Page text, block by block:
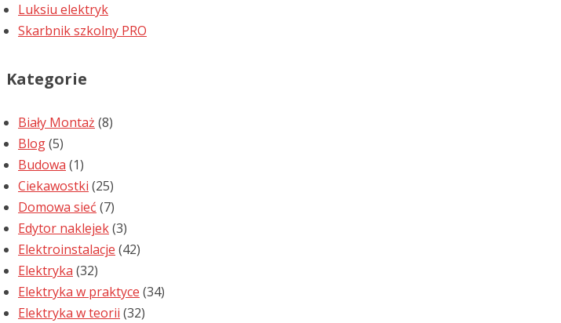
Luksiu elektryk
Skarbnik szkolny PRO
Kategorie
Biały Montaż (8)
Blog(5)
Budowa (1)
Ciekawostki (25)
Domowa sieć (7)
Edytor naklejek(3)
Elektroinstalacje (42)
Elektryka (32)
Elektryka w praktyce (34)
Elektryka w teorii (32)